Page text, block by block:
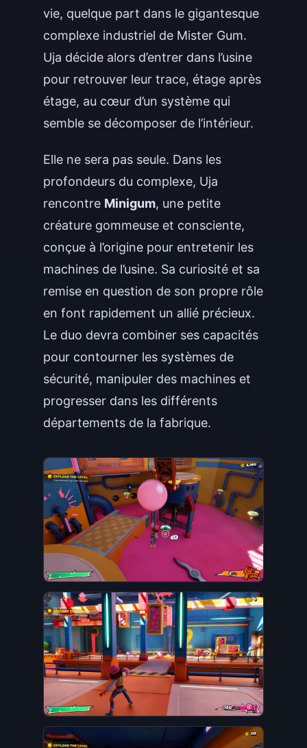
vie, quelque part dans le gigantesque
complexe industriel de Mister Gum.
Uja décide alors d’entrer dans l’usine
pour retrouver leur trace, étage après
étage, au cœur d’un système qui
semble se décomposer de l’intérieur.
Elle ne sera pas seule. Dans les
profondeurs du complexe, Uja
rencontre Minigum, une petite
créature gommeuse et consciente,
conçue à l’origine pour entretenir les
machines de l’usine. Sa curiosité et sa
remise en question de son propre rôle
en font rapidement un allié précieux.
Le duo devra combiner ses capacités
pour contourner les systèmes de
sécurité, manipuler des machines et
progresser dans les différents
départements de la fabrique.